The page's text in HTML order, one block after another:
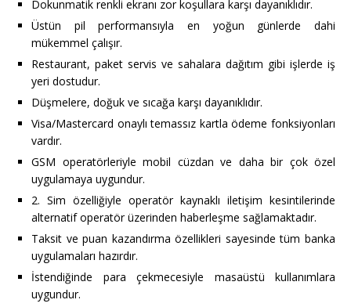
Dokunmatik renkli ekranı zor koşullara karşı dayanıklıdır.
Üstün pil performansıyla en yoğun günlerde dahi
mükemmel çalışır.
Restaurant, paket servis ve sahalara dağıtım gibi işlerde iş
yeri dostudur.
Düşmelere, doğuk ve sıcağa karşı dayanıklıdır.
Visa/Mastercard onaylı temassız kartla ödeme fonksiyonları
vardır.
GSM operatörleriyle mobil cüzdan ve daha bir çok özel
uygulamaya uygundur.
2. Sim özelliğiyle operatör kaynaklı iletişim kesintilerinde
alternatif operatör üzerinden haberleşme sağlamaktadır.
Taksit ve puan kazandırma özellikleri sayesinde tüm banka
uygulamaları hazırdır.
İstendiğinde para çekmecesiyle masaüstü kullanımlara
uygundur.